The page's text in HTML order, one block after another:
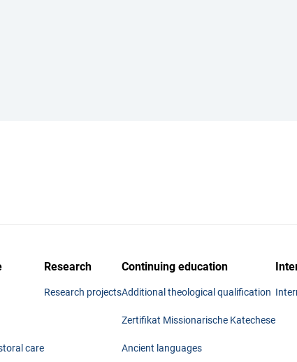
care
Research
Research projects
Continuing education
Additional theological qualification
Zertifikat Missionarische Katechese
Ancient languages